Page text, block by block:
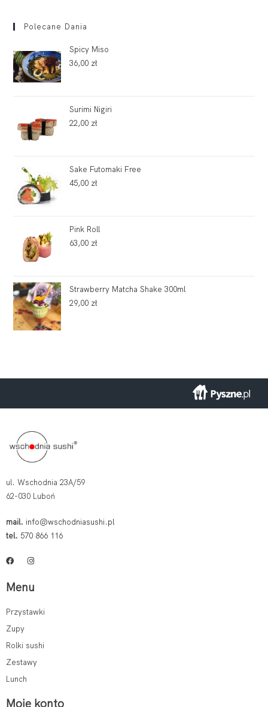
Polecane Dania
Spicy Miso
36,00 zł
Surimi Nigiri
22,00 zł
Sake Futomaki Free
45,00 zł
Pink Roll
63,00 zł
Strawberry Matcha Shake 300ml
29,00 zł
ul. Wschodnia 23A/59
62-030 Luboń
mail. info@wschodniasushi.pl
tel. 570 866 116
Menu
Przystawki
Zupy
Rolki sushi
Zestawy
Lunch
Moje konto